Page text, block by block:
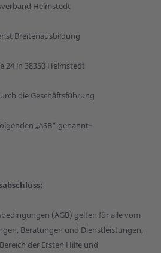
Helmstedt
Breitenausbildung
24 in 38350 Helmstedt
die Geschäftsführung
„ASB“ genannt–
(AGB) gelten für alle vom
Beratungen und Dienstleistungen,
der Ersten Hilfe und